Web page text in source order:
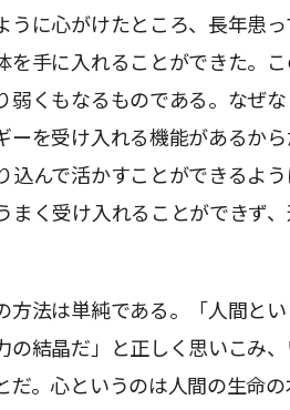
うに心がけたところ、長年患
を手に入れることができた。
弱くもなるものである。なぜ
ーを受け入れる機能があるか
込んで活かすことができるよ
まく受け入れることができず
方法は単純である。「人間と
の結晶だ」と正しく思いこみ
だ。心というのは人間の生命